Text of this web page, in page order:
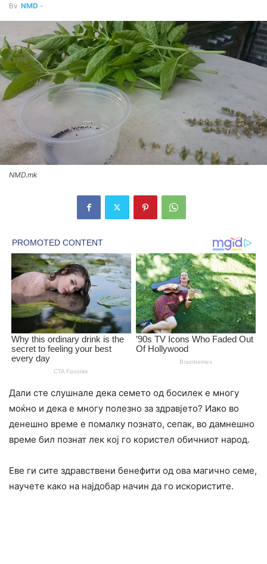
By NMD -
NMD.mk
Дали сте слушнале дека семето од босилек е многу
моќно и дека е многу полезно за здравјето? Иако во
денешно време е помалку познато, сепак, во дамнешно
време бил познат лек кој го користел обичниот народ.
Еве ги сите здравствени бенефити од ова магично семе,
научете како на најдобар начин да го искористите.